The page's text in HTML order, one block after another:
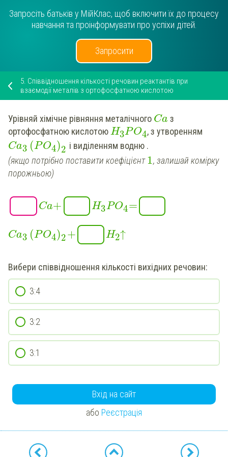
Запросіть батьків у МійКлас, щоб включити їх до процесу
навчання та проінформувати про успіхи дітей.
Запросити
5. Співвідношення кількості речовин реактантів при
взаємодії металів з ортофосфатною кислотою
Урівняй хімічне рівняння металічного Ca з
ортофосфатною кислотоюH3PO4, з утворенням
Ca3 (PO4)2 і виділенням водню .
(якщо потрібно поставити коефіцієнт1, залишай комірку
порожньою)
Ca+ H3PO4=
Ca3 (PO4)2+ H2↑
Вибери співвідношення кількості вихідних речовин:
3:4
3:2
3:1
Вхід на сайт
або Реєстрація